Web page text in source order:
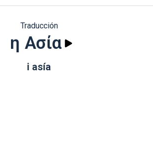
Traducción
η Ασία
i asía